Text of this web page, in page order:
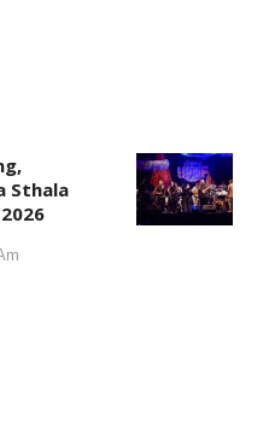
Sthala